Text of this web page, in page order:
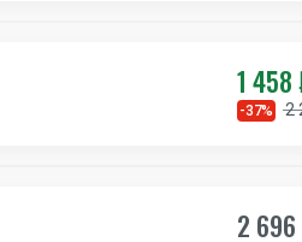
1 458
-37% 2
2